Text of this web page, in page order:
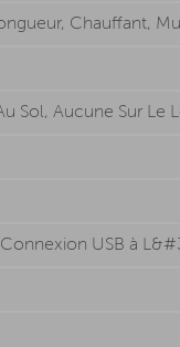
Chauffant,
Sol, Aucune Sur Le
USB à